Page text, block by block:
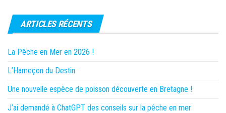
ARTICLES RÉCENTS
La Pêche en Mer en 2026 !
L’Hameçon du Destin
Une nouvelle espèce de poisson découverte en Bretagne !
J’ai demandé à ChatGPT des conseils sur la pêche en mer